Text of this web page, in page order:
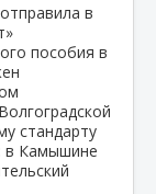
в
пособия в
стандарту
в Камышине